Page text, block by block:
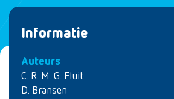
Informatie
Auteurs
C. R. M. G. Fluit
D. Bransen